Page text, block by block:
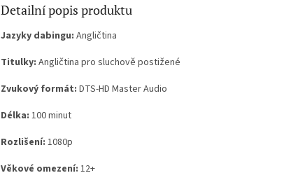
Detailní popis produktu
Jazyky dabingu: Angličtina
Titulky: Angličtina pro sluchově postižené
Zvukový formát: DTS-HD Master Audio
Délka: 100 minut
Rozlišení: 1080p
Věkové omezení: 12+